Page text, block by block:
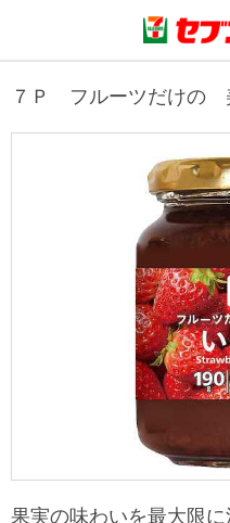
商品のご案内
商品カテゴリ一覧
セブンプレミアム
食の安全・安心への取組み
ギフト
マルチコピー機でできること
マルチコピー機でできること
コピー
宅配便
チケットサービス
ニュースリリース
企業理念
私たちの取組み
サステナビリティ
サステナビリティトップ
７Ｐ フルーツだけの
果実の味わいを最大限